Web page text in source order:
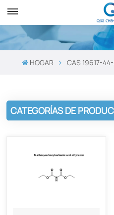
HOGAR CAS 19617-
CATEGORÍAS DE